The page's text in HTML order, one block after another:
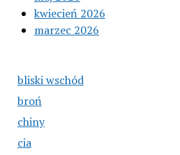
kwiecień 2026
marzec 2026
bliski wschód
broń
chiny
cia